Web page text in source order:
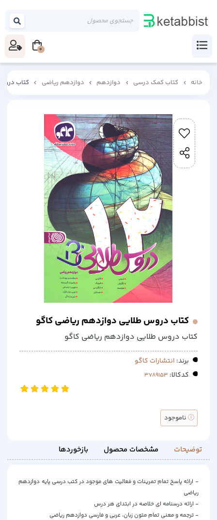
خانه کتاب کمک درسی دوازدهم دوازدهم ریاضی کتاب
کتاب دروس طلایی دوازدهم ریاضی کاگو
کتاب دروس طلایی دوازدهم ریاضی کاگو
برند: انتشارات کاگو
کدکالا:
ناموجود
توضیحات مشخصات محصول بازخوردها
- ارائه پاسخ تمام تمرینات و فعالیت های موجود در کتب درسی پایه دوازدهم
ریاضی
- ارائه درسنامه ای خلاصه در ابتدای هر درس
- ترجمه و معنی تمام متون زبان، عربی و فارسی دوازدهم ریاضی
0